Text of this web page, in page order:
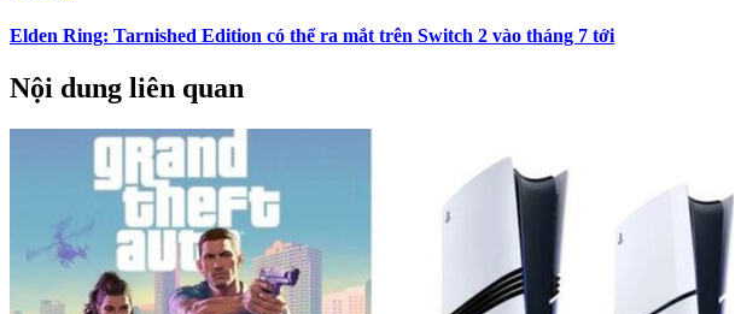
Elden Ring: Tarnished Edition có thể ra mắt trên Switch 2 vào tháng 7 tới
Nội dung liên quan